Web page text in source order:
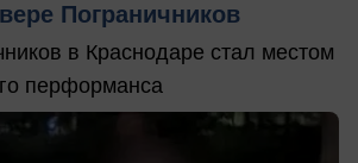
Пограничников
в Краснодаре стал местом
перформанса